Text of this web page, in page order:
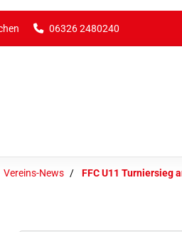
Vereins-News FFC U11 Turniersieg